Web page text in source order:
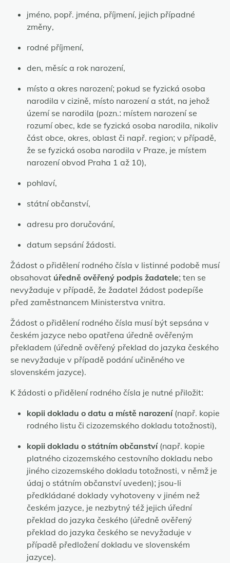
jméno, popř. jména, příjmení, jejich případné
změny,
rodné příjmení,
den, měsíc a rok narození,
místo a okres narození; pokud se fyzická osoba
narodila v cizině, místo narození a stát, na jehož
území se narodila (pozn.: místem narození se
rozumí obec, kde se fyzická osoba narodila, nikoliv
část obce, okres, oblast či např. region; v případě,
že se fyzická osoba narodila v Praze, je místem
narození obvod Praha 1 až 10),
pohlaví,
státní občanství,
adresu pro doručování,
datum sepsání žádosti.
Žádost o přidělení rodného čísla v listinné podobě musí
obsahovat úředně ověřený podpis žadatele; ten se
nevyžaduje v případě, že žadatel žádost podepíše
před zaměstnancem Ministerstva vnitra.
Žádost o přidělení rodného čísla musí být sepsána v
českém jazyce nebo opatřena úředně ověřeným
překladem (úředně ověřený překlad do jazyka českého
se nevyžaduje v případě podání učiněného ve
slovenském jazyce).
K žádosti o přidělení rodného čísla je nutné přiložit:
kopii dokladu o datu a místě narození(např. kopie
rodného listu či cizozemského dokladu totožnosti),
kopii dokladu o státním občanství(např. kopie
platného cizozemského cestovního dokladu nebo
jiného cizozemského dokladu totožnosti, v němž je
údaj o státním občanství uveden); jsou-li
předkládané doklady vyhotoveny v jiném než
českém jazyce, je nezbytný též jejich úřední
překlad do jazyka českého (úředně ověřený
překlad do jazyka českého se nevyžaduje v
případě předložení dokladu ve slovenském
jazyce).